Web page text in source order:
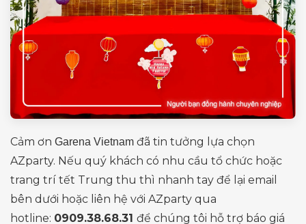
Cảm ơn Garena Vietnam đã tin tưởng lựa chọn
AZparty. Nếu quý khách có nhu cầu tổ chức hoặc
trang trí tết Trung thu thì nhanh tay để lại email
bên dưới hoặc liên hệ với AZparty qua
hotline: 0909.38.68.31 để chúng tôi hỗ trợ báo giá